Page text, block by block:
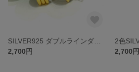
2,700円
2,700円